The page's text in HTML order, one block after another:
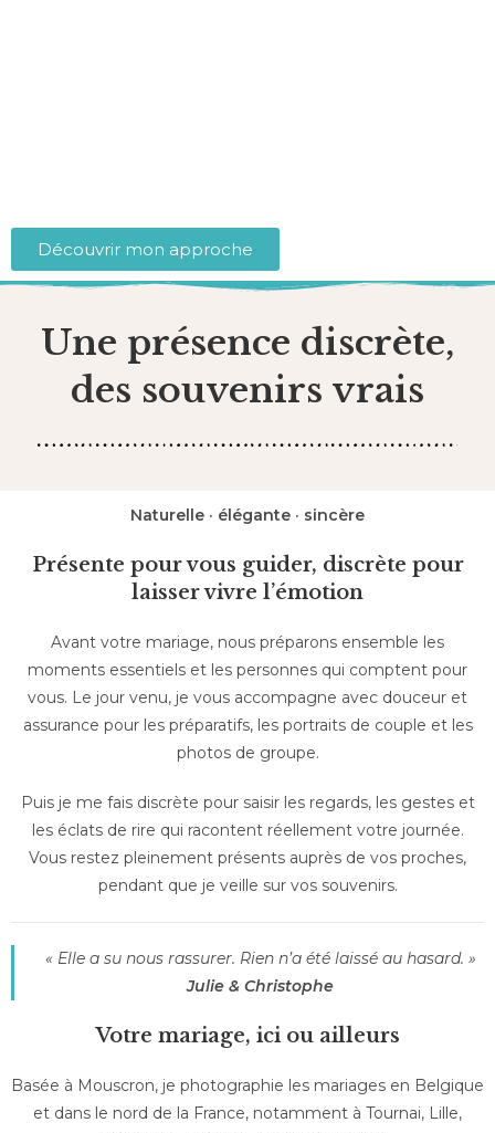
Découvrir mon approche
Une présence discrète,
des souvenirs vrais
Naturelle · élégante · sincère
Présente pour vous guider, discrète pour
laisser vivre l’émotion
Avant votre mariage, nous préparons ensemble les
moments essentiels et les personnes qui comptent pour
vous. Le jour venu, je vous accompagne avec douceur et
assurance pour les préparatifs, les portraits de couple et les
photos de groupe.
Puis je me fais discrète pour saisir les regards, les gestes et
les éclats de rire qui racontent réellement votre journée.
Vous restez pleinement présents auprès de vos proches,
pendant que je veille sur vos souvenirs.
« Elle a su nous rassurer. Rien n’a été laissé au hasard. »
Julie & Christophe
Votre mariage, ici ou ailleurs
Basée à Mouscron, je photographie les mariages en Belgique
et dans le nord de la France, notamment à Tournai, Lille,